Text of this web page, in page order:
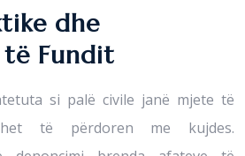
dhe
Fundit
si palë civile janë mjete të
të përdoren me kujdes.